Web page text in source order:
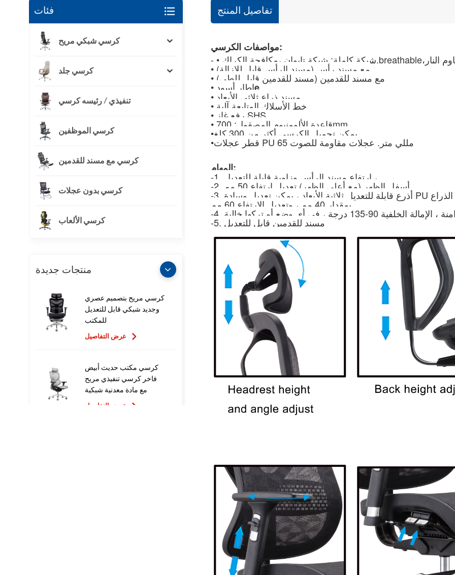
تفاصيل المنتج
مواصفات الكرسي:
- • شبكة كاملة: شبكة تايوان ،مكافحة الكراك .breathable، النار
• مع مسند رأس (مسند الرأس قابل للإزالة)
• مع مسند للقدمين (مسند للقدمين قابل للطي)
• إطار أسودe
• مسند ذراع ثلاثي الأبعاد
• خط الأسلاك المتابعةآلية
• رفع غاز SHS
• قاعدة الألومنيوم المصقول: 700mm
• يمكن تحميل الكرسي أكثر من 300 كلغ
•
قطر عجلات PU 65 مللي متر. عجلات مقاومة للصوت
المهام:
-1. ارتفاع مسند الرأس وزاوية قابلة للتعديل ،
-2. أسفل الظهر (مع أعلى الظهر) تعديل ارتفاع 50 مم
-3. أذرع قابلة للتعديل ثلاثية الأبعاد ، يمكن تعديل وسادة PU الناعمة الدوارة للعمق والعرض ، وتعديل عمق وسادة الذراع
بمقدار 40 مم ، وتعديل الارتفاع 60 مم
-5. مسند للقدمين قابل للتعديل
فئات
كرسي شبكي مريح
كرسي جلد
تنفيذي / رئيسه كرسي
كرسي الموظفين
كرسي مع مسند للقدمين
كرسي بدون عجلات
كرسي الألعاب
منتجات جديدة
كرسي مريح بتصميم عصري
وجديد شبكي قابل للتعديل
للمكتب
كرسي مكتب حديث أبيض
فاخر كرسي تنفيذي مريح
مع مادة معدنية شبكية
للاستخدام المكتبي